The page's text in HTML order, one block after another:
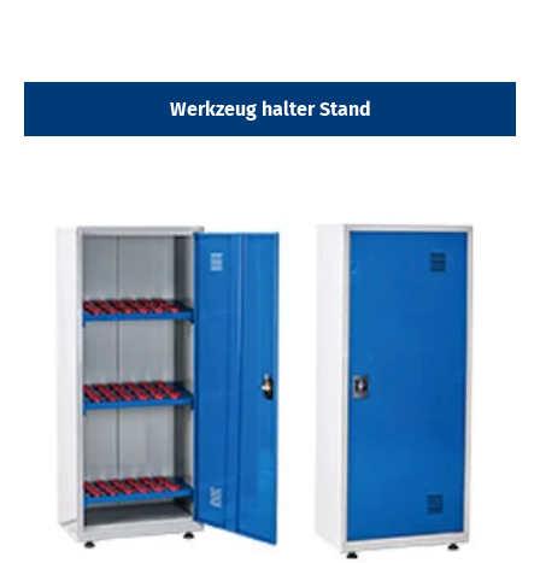
Werkzeug halter Stand